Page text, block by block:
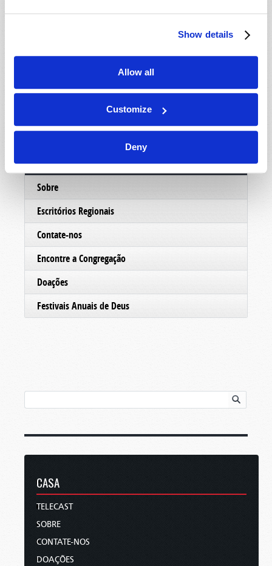
Show details
Allow all
Customize
Deny
aproveite o DVD e faremos o possível para
No serviço de Cristo,
O ministério da Igreja Viva de Deus.
Conectar
Sobre
Escritórios Regionais
Contate-nos
Encontre a Congregação
Doações
Festivais Anuais de Deus
CASA
TELECAST
SOBRE
CONTATE-NOS
DOAÇÕES